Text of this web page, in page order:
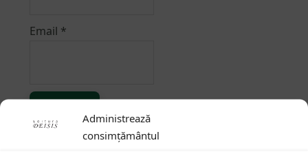
Administrează
consimțământul
Email *